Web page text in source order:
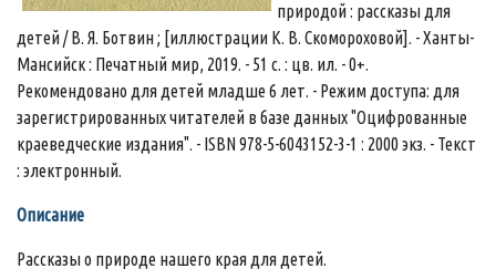
природой : рассказы для
детей / В. Я. Ботвин ; [иллюстрации К. В. Скомороховой]. - Ханты-
Мансийск : Печатный мир, 2019. - 51 с. : цв. ил. - 0+.
Рекомендовано для детей младше 6 лет. - Режим доступа: для
зарегистрированных читателей в базе данных "Оцифрованные
краеведческие издания". - ISBN 978-5-6043152-3-1 : 2000 экз. - Текст
: электронный.
Описание
Рассказы о природе нашего края для детей.